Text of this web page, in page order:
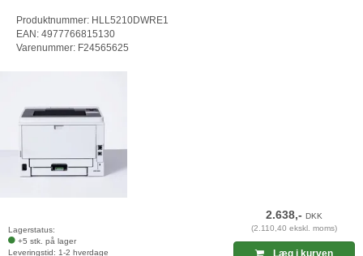
Produktnummer: HLL5210DWRE1
EAN: 4977766815130
Varenummer: F24565625
Lagerstatus:
+5 stk. på lager
Leveringstid: 1-2 hverdage
2.638,-DKK
(2.110,40 ekskl. moms)